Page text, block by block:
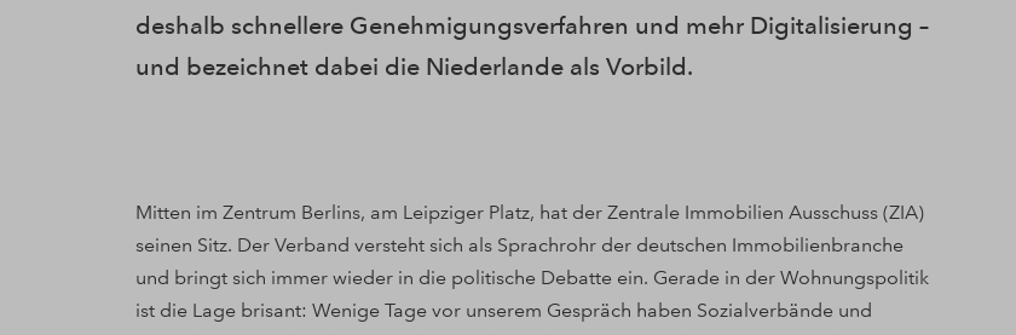
deshalb schnellere Genehmigungsverfahren und mehr Digitalisierung –
und bezeichnet dabei die Niederlande als Vorbild.
Mitten im Zentrum Berlins, am Leipziger Platz, hat der Zentrale Immobilien Ausschuss (ZIA)
seinen Sitz. Der Verband versteht sich als Sprachrohr der deutschen Immobilienbranche
und bringt sich immer wieder in die politische Debatte ein. Gerade in der Wohnungspolitik
ist die Lage brisant: Wenige Tage vor unserem Gespräch haben Sozialverbände und